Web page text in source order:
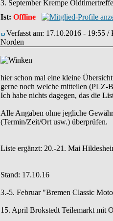
3. September Krempe
Ist: Offline
Verfasst am: 17.10.2016 - 19:55 /
Norden
hier schon mal eine kleine
gerne noch welche mitteilen (PLZ-
Ich habe nichts dagegen, das die
Alle Angaben ohne jegliche
(Termin/Zeit/Ort usw.) überprüfen.
Liste ergänzt: 20.-21. Mai
Stand: 17.10.16
3.-5. Februar "Bremen Classic
15. April Brokstedt Teilemarkt mit